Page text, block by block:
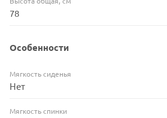
78
Особенности
Мягкость сиденья
Нет
Мягкость спинки